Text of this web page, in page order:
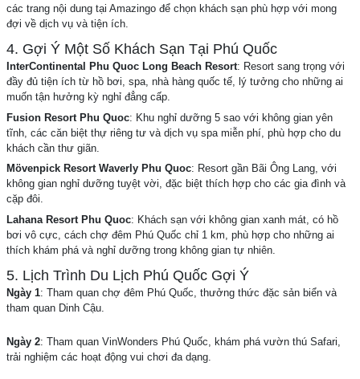
các trang nội dung tại Amazingo để chọn khách sạn phù hợp với mong
đợi về dịch vụ và tiện ích.
4. Gợi Ý Một Số Khách Sạn Tại Phú Quốc
InterContinental Phu Quoc Long Beach Resort: Resort sang trọng với
đầy đủ tiện ích từ hồ bơi, spa, nhà hàng quốc tế, lý tưởng cho những ai
muốn tận hưởng kỳ nghỉ đẳng cấp.
Fusion Resort Phu Quoc: Khu nghỉ dưỡng 5 sao với không gian yên
tĩnh, các căn biệt thự riêng tư và dịch vụ spa miễn phí, phù hợp cho du
khách cần thư giãn.
Mövenpick Resort Waverly Phu Quoc: Resort gần Bãi Ông Lang, với
không gian nghỉ dưỡng tuyệt vời, đặc biệt thích hợp cho các gia đình và
cặp đôi.
Lahana Resort Phu Quoc: Khách sạn với không gian xanh mát, có hồ
bơi vô cực, cách chợ đêm Phú Quốc chỉ 1 km, phù hợp cho những ai
thích khám phá và nghỉ dưỡng trong không gian tự nhiên.
5. Lịch Trình Du Lịch Phú Quốc Gợi Ý
Ngày 1: Tham quan chợ đêm Phú Quốc, thưởng thức đặc sản biển và
tham quan Dinh Cậu.
Ngày 2: Tham quan VinWonders Phú Quốc, khám phá vườn thú Safari,
trải nghiệm các hoạt động vui chơi đa dạng.